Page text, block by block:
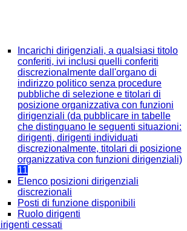
Incarichi dirigenziali, a qualsiasi titolo
conferiti, ivi inclusi quelli conferiti
discrezionalmente dall'organo di
indirizzo politico senza procedure
pubbliche di selezione e titolari di
posizione organizzativa con funzioni
dirigenziali (da pubblicare in tabelle
che distinguano le seguenti situazioni:
dirigenti, dirigenti individuati
discrezionalmente, titolari di posizione
organizzativa con funzioni dirigenziali)
11
Elenco posizioni dirigenziali
discrezionali
Posti di funzione disponibili
Ruolo dirigenti
cessati